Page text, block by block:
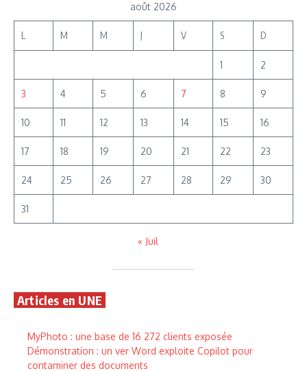
août 2026
L M M J V S D
1 2
3 4 5 6 7 8 9
10 11 12 13 14 15 16
17 18 19 20 21 22 23
24 25 26 27 28 29 30
31
« Juil
Articles en UNE
MyPhoto : une base de 16 272 clients exposée
Démonstration : un ver Word exploite Copilot pour
contaminer des documents